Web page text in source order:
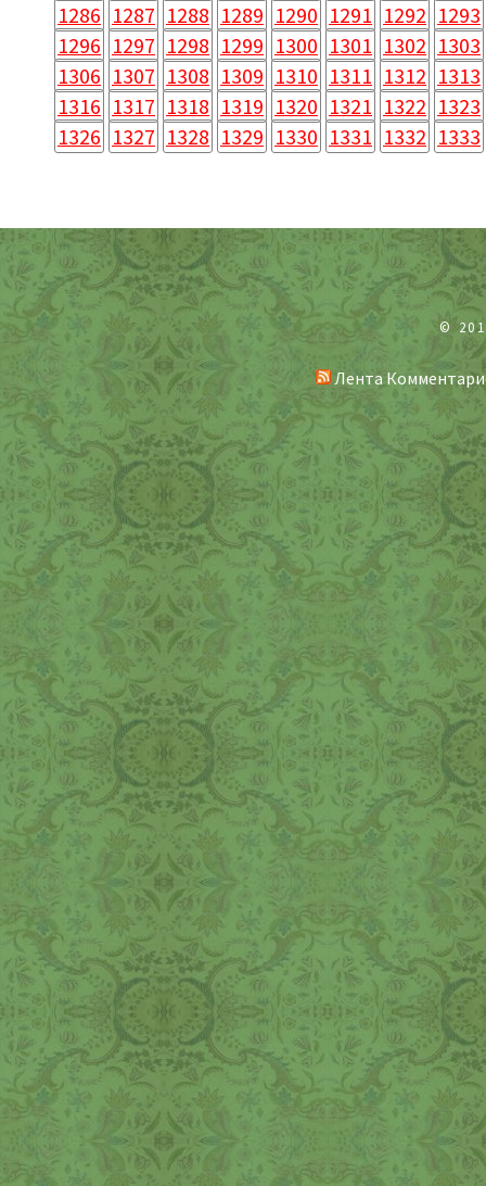
1286 1287 1288 1289 1290 1291 1292 1293
1296 1297 1298 1299 1300 1301 1302 1303
1306 1307 1308 1309 1310 1311 1312 1313
1316 1317 1318 1319 1320 1321 1322 1323
1326 1327 1328 1329 1330 1331 1332 1333
©
Лента